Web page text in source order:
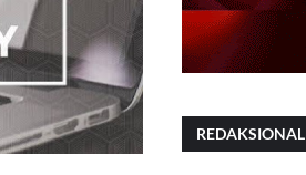
REDAKSIONAL